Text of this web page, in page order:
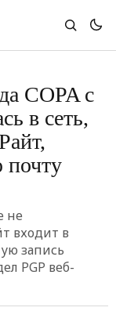
COPA с
в сеть,
почту
не
входит в
запись
PGP веб-